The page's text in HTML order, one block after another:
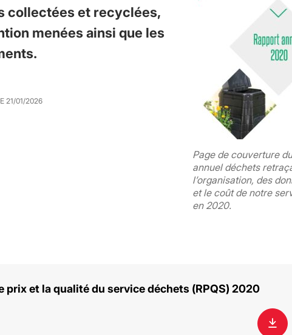
collectées et recyclées,
menées ainsi que les
21/01/2026
Page de couverture
annuel déchets
l’organisation, des
et le coût de notre
en 2020.
prix et la qualité du service déchets (RPQS) 2020